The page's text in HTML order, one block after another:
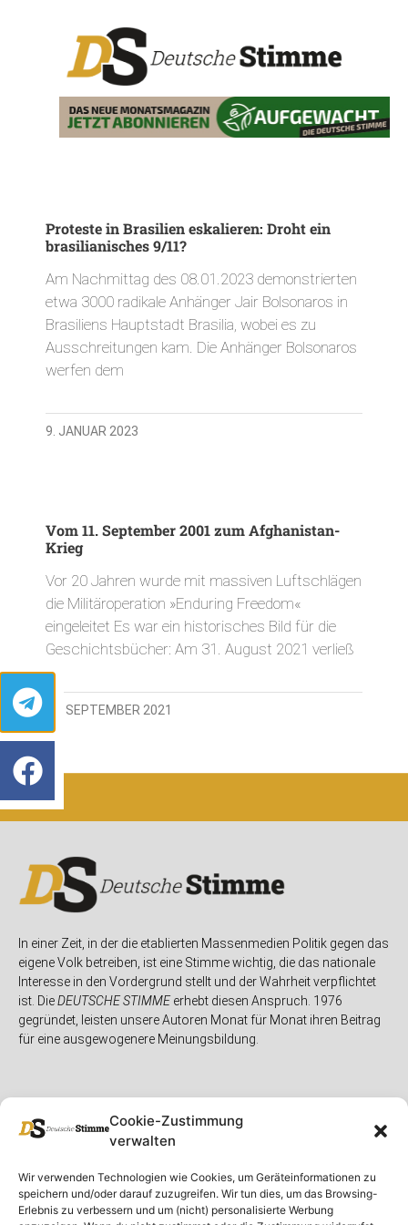
Cookie-Zustimmung
verwalten
Wir verwenden Technologien wie Cookies, um Geräteinformationen zu
speichern und/oder darauf zuzugreifen. Wir tun dies, um das Browsing-
Erlebnis zu verbessern und um (nicht) personalisierte Werbung
Proteste in Brasilien eskalieren: Droht ein
brasilianisches 9/11?
Am Nachmittag des 08.01.2023 demonstrierten
etwa 3000 radikale Anhänger Jair Bolsonaros in
Brasiliens Hauptstadt Brasilia, wobei es zu
Ausschreitungen kam. Die Anhänger Bolsonaros
werfen dem
9. JANUAR 2023
Vom 11. September 2001 zum Afghanistan-
Krieg
Vor 20 Jahren wurde mit massiven Luftschlägen
die Militäroperation »Enduring Freedom«
eingeleitet Es war ein historisches Bild für die
Geschichtsbücher: Am 31. August 2021 verließ
10. SEPTEMBER 2021
In einer Zeit, in der die etablierten Massenmedien Politik gegen das
eigene Volk betreiben, ist eine Stimme wichtig, die das nationale
Interesse in den Vordergrund stellt und der Wahrheit verpflichtet
ist. DieDEUTSCHE STIMMEerhebt diesen Anspruch. 1976
gegründet, leisten unsere Autoren Monat für Monat ihren Beitrag
für eine ausgewogenere Meinungsbildung.
Unser Magazin
Spenden
Rubriken
Deutschland
Rechtliches
Rechtliche Hinweise